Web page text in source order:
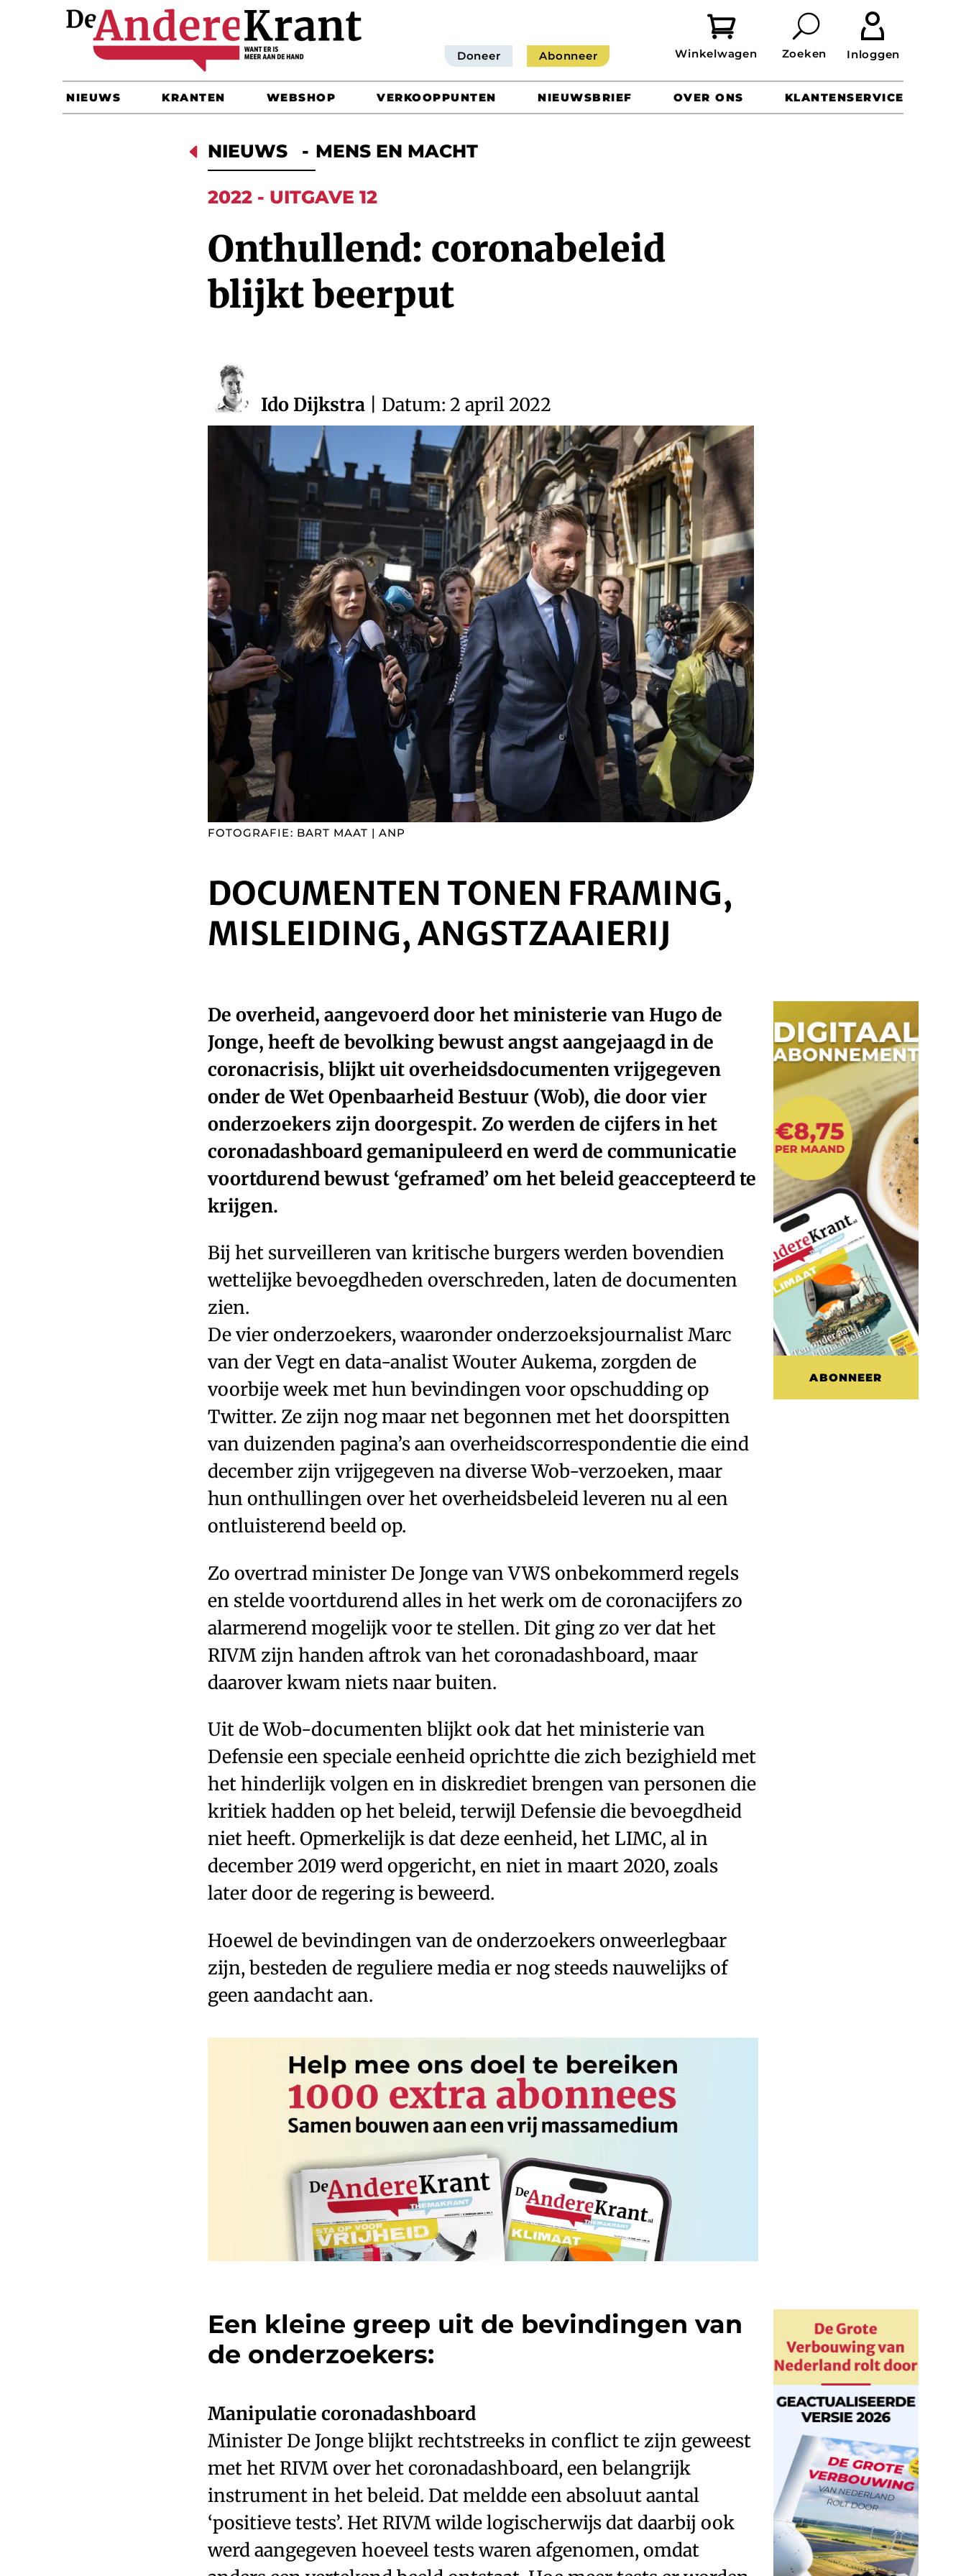
Doneer Abonneer
 
NIEUWS KRANTEN WEBSHOP VERKOOPPUNTEN NIEUWSBRIEF OVER ONS KLANTENSERVICE
D NIEUWS - MENS EN MACHT
2022 - UITGAVE 12
Onthullend: coronabeleid
blijkt beerput
Ido Dijkstra| Datum: 2 april 2022
FOTOGRAFIE: BART MAAT | ANP
DOCUMENTEN TONEN FRAMING,
MISLEIDING, ANGSTZAAIERIJ
De overheid, aangevoerd door het ministerie van Hugo de
Jonge, heeft de bevolking bewust angst aangejaagd in de
coronacrisis, blijkt uit overheidsdocumenten vrijgegeven
onder de Wet Openbaarheid Bestuur (Wob), die door vier
onderzoekers zijn doorgespit. Zo werden de cijfers in het
corona­dashboard gemanipuleerd en werd de communicatie
voortdurend bewust ‘geframed’ om het beleid geaccepteerd te
krijgen.
Bij het surveilleren van kritische burgers werden bovendien
wettelijke bevoegdheden overschreden, laten de documenten
zien.
De vier onderzoekers, waaronder onderzoeksjournalist Marc
van der Vegt en data-analist Wouter Aukema, zorgden de
voorbije week met hun bevindingen voor opschudding op
Twitter. Ze zijn nog maar net begonnen met het doorspitten
van duizenden pagina’s aan overheidscorrespondentie die eind
december zijn vrijgegeven na diverse Wob-verzoeken, maar
hun onthullingen over het overheidsbeleid leveren nu al een
ontluisterend beeld op.
Zo overtrad minister De Jonge van VWS onbekommerd regels
en stelde voortdurend alles in het werk om de coronacijfers zo
alarmerend mogelijk voor te stellen. Dit ging zo ver dat het
RIVM zijn handen aftrok van het coronadashboard, maar
daarover kwam niets naar buiten.
Uit de Wob-documenten blijkt ook dat het ministerie van
Defensie een speciale eenheid oprichtte die zich bezighield met
het hinderlijk volgen en in diskrediet brengen van personen die
kritiek hadden op het beleid, terwijl Defensie die bevoegdheid
niet heeft. Opmerkelijk is dat deze eenheid, het LIMC, al in
december 2019 werd opgericht, en niet in maart 2020, zoals
later door de regering is beweerd.
Hoewel de bevindingen van de onderzoekers onweerlegbaar
zijn, besteden de reguliere media er nog steeds nauwelijks of
geen aandacht aan.
ABONNEER
Een kleine greep uit de bevindingen van
de onderzoekers:
Manipulatie coronadashboard
Minister De Jonge blijkt rechtstreeks in conflict te zijn geweest
met het RIVM over het coronadashboard, een belangrijk
instrument in het beleid. Dat meldde een absoluut aantal
‘positieve tests’. Het RIVM wilde logischerwijs dat daarbij ook
werd aangegeven hoeveel tests waren afgenomen, omdat